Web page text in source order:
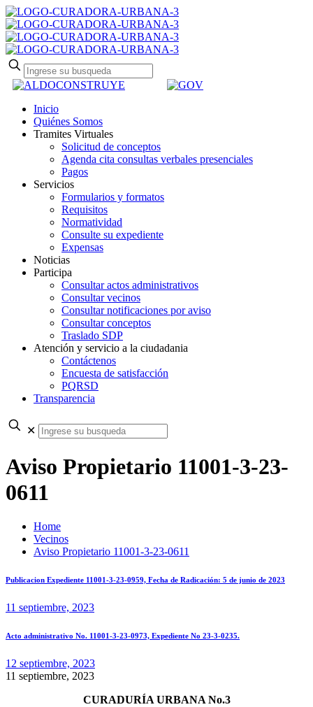
Inicio
Quiénes Somos
Tramites Virtuales
Solicitud de conceptos
Agenda cita consultas verbales presenciales
Pagos
Servicios
Formularios y formatos
Requisitos
Normatividad
Consulte su expediente
Expensas
Noticias
Participa
Consultar actos administrativos
Consultar vecinos
Consultar notificaciones por aviso
Consultar conceptos
Traslado SDP
Atención y servicio a la ciudadania
Contáctenos
Encuesta de satisfacción
PQRSD
Transparencia
✕
Aviso Propietario 11001-3-23-
0611
Home
Vecinos
Aviso Propietario 11001-3-23-0611
Publicacion Expediente 11001-3-23-0959, Fecha de Radicación: 5 de junio de 2023
11 septiembre, 2023
Acto administrativo No. 11001-3-23-0973, Expediente No 23-3-0235.
12 septiembre, 2023
11 septiembre, 2023
CURADURÍA URBANA No.3